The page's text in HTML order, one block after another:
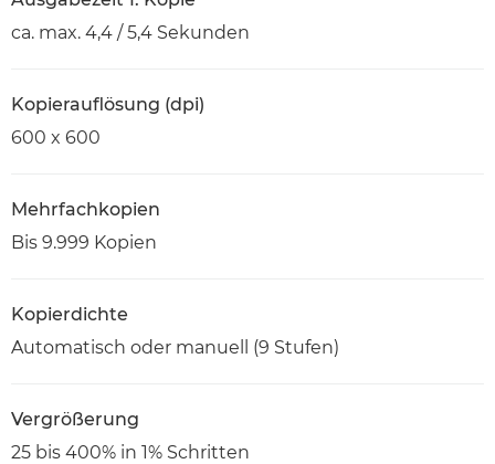
ca. max. 4,4 / 5,4 Sekunden
Kopierauflösung (dpi)
600 x 600
Mehrfachkopien
Bis 9.999 Kopien
Kopierdichte
Automatisch oder manuell (9 Stufen)
Vergrößerung
25 bis 400% in 1% Schritten